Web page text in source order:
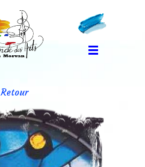
Retour